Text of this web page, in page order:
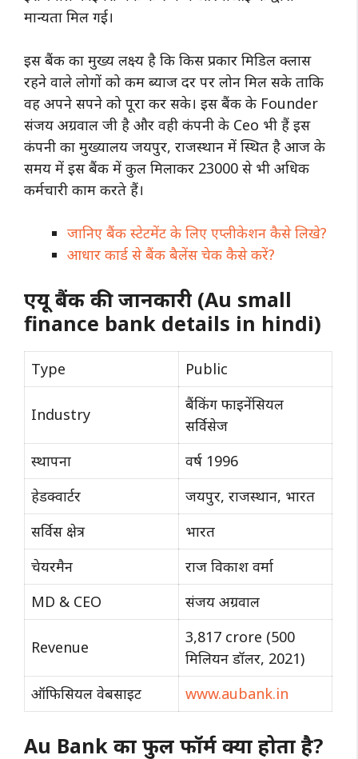
मान्यता मिल गई।
इस बैंक का मुख्य लक्ष्य है कि किस प्रकार मिडिल क्लास
रहने वाले लोगों को कम ब्याज दर पर लोन मिल सके ताकि
वह अपने सपने को पूरा कर सके। इस बैंक के Founder
संजय अग्रवाल जी है और वही कंपनी के Ceo भी हैं इस
कंपनी का मुख्यालय जयपुर, राजस्थान में स्थित है आज के
समय में इस बैंक में कुल मिलाकर 23000 से भी अधिक
कर्मचारी काम करते हैं।
जानिए बैंक स्टेटमेंट के लिए एप्लीकेशन कैसे लिखे?
आधार कार्ड से बैंक बैलेंस चेक कैसे करें?
एयू बैंक की जानकारी (Au small
finance bank details in hindi)
Type Public
Industry
बैंकिंग फाइनेंसियल
सर्विसेज
स्थापना
वर्ष 1996
हेडक्वार्टर
जयपुर, राजस्थान, भारत
सर्विस क्षेत्र
भारत
चेयरमैन
राज विकाश वर्मा
MD & CEO
संजय अग्रवाल
Revenue
3,817 crore (500
मिलियन डॉलर, 2021)
ऑफिसियल वेबसाइट
www.aubank.in
Au Bank का फुल फॉर्म क्या होता है?